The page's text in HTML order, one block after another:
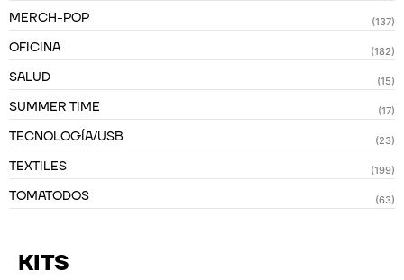
MERCH-POP (137)
OFICINA (182)
SALUD (15)
SUMMER TIME (17)
TECNOLOGÍA/USB (23)
TEXTILES (199)
TOMATODOS (63)
KITS